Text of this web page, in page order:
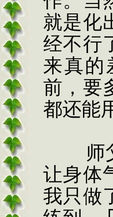
就是化
经不行
来真的
前，要
都还能
师
让身体
我只做